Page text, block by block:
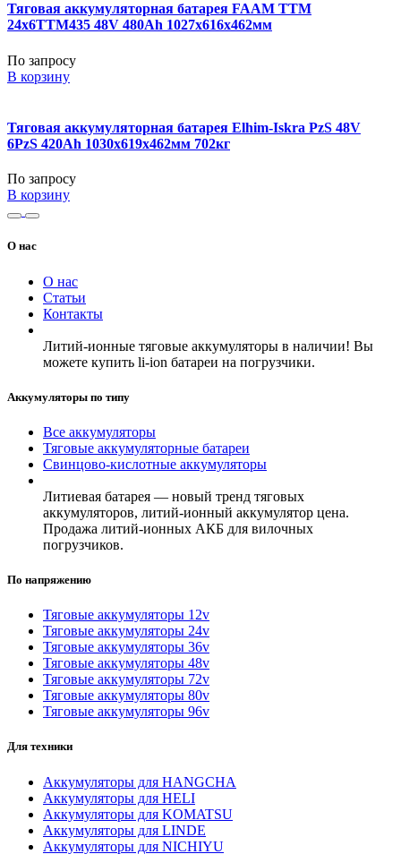
Тяговая аккумуляторная батарея FAAM TTM
24x6TTM435 48V 480Ah 1027x616x462мм
По запросу
В корзину
Тяговая аккумуляторная батарея Elhim-Iskra PzS 48V
6PzS 420Ah 1030x619x462мм 702кг
По запросу
В корзину
О нас
О нас
Статьи
Контакты
Литий-ионные тяговые аккумуляторы в наличии! Вы
можете купить li-ion батареи на погрузчики.
Аккумуляторы по типу
Все аккумуляторы
Тяговые аккумуляторные батареи
Свинцово-кислотные аккумуляторы
Литиевая батарея — новый тренд тяговых
аккумуляторов, литий-ионный аккумулятор цена.
Продажа литий-ионных АКБ для вилочных
погрузчиков.
По напряжению
Тяговые аккумуляторы 12v
Тяговые аккумуляторы 24v
Тяговые аккумуляторы 36v
Тяговые аккумуляторы 48v
Тяговые аккумуляторы 72v
Тяговые аккумуляторы 80v
Тяговые аккумуляторы 96v
Для техники
Аккумуляторы для HANGCHA
Аккумуляторы для HELI
Аккумуляторы для KOMATSU
Аккумуляторы для LINDE
Аккумуляторы для NICHIYU